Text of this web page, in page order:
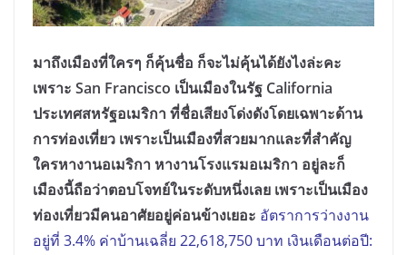
มาถึงเมืองที่ใครๆ ก็คุ้นชื่อ ก็จะไม่คุ้นได้ยังไงล่ะคะ
เพราะ San Francisco เป็นเมืองในรัฐ California
ประเทศสหรัฐอเมริกา ที่ชื่อเสียงโด่งดังโดยเฉพาะด้าน
การท่องเที่ยว เพราะเป็นเมืองที่สวยมากและที่สำคัญ
ใครหางานอเมริกา หางานโรงแรมอเมริกา อยู่ละก็
เมืองนี้ถือว่าตอบโจทย์ในระดับหนึ่งเลย เพราะเป็นเมือง
ท่องเที่ยวมีคนอาศัยอยู่ค่อนข้างเยอะ อัตราการว่างงาน
อยู่ที่ 3.4% ค่าบ้านเฉลี่ย 22,618,750 บาท เงินเดือนต่อปี: